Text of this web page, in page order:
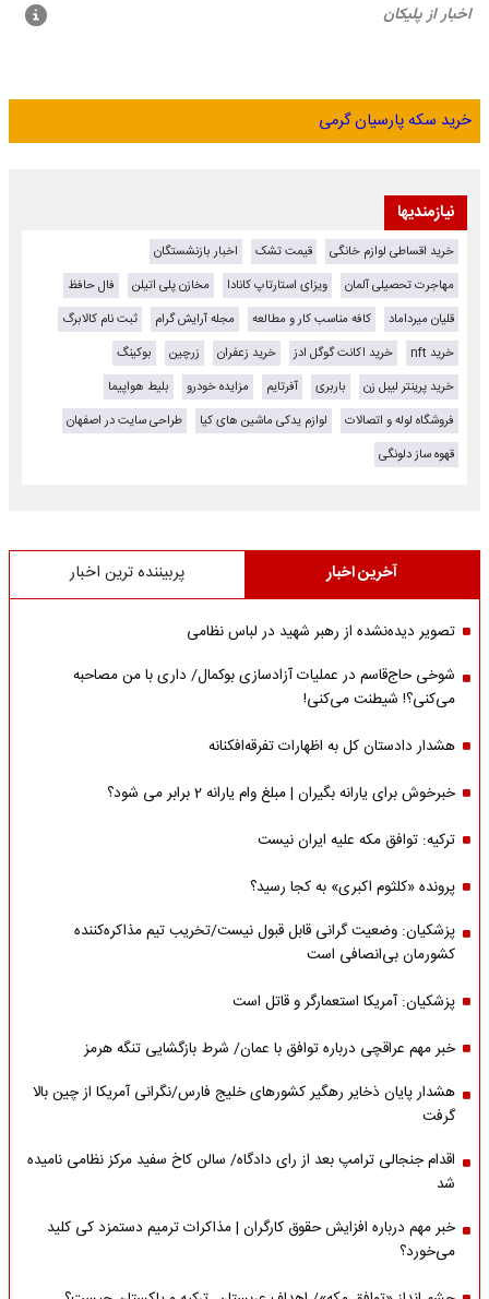
خرید سکه پارسیان گرمی
نیازمندیها
خرید اقساطی لوازم خانگی قیمت تشک
اخبار بازنشستگان
مهاجرت تحصیلی آلمان
ویزای استارتاپ کانادا مخازن پلی اتیلن
فال حافظ
قلیان میرداماد
کافه مناسب کار و مطالعه مجله آرایش گرام
ثبت نام کالابرگ
خرید nft
خرید اکانت گوگل ادز خرید زعفران زرچین
بوکینگ
خرید پرینتر لیبل زن
باربری آفرتایم مزایده خودرو
بلیط هواپیما
فروشگاه لوله و اتصالات
لوازم یدکی ماشین های کیا
طراحی سایت در اصفهان
قهوه ساز دلونگی
آخرین اخبار پربیننده ترین اخبار
تصویر دیده‌نشده از رهبر شهید در لباس نظامی
شوخی حاج‌قاسم در عملیات آزادسازی بوکمال/ داری با من مصاحبه‌
می‌کنی؟! شیطنت می‌کنی!
هشدار دادستان کل به اظهارات تفرقه‌افکنانه
خبرخوش برای یارانه بگیران | مبلغ وام یارانه 2 برابر می شود؟
ترکیه: توافق مکه علیه ایران نیست
پرونده «کلثوم اکبری» به کجا رسید؟
پزشکیان: وضعیت گرانی قابل قبول نیست/تخریب تیم مذاکره‌کننده
کشورمان بی‌انصافی است
پزشکیان: آمریکا استعمارگر و قاتل است
خبر مهم عراقچی درباره توافق با عمان/ شرط بازگشایی تنگه هرمز
هشدار پایان ذخایر رهگیر کشورهای خلیج فارس/نگرانی آمریکا از چین بالا
گرفت
اقدام جنجالی ترامپ بعد از رای دادگاه/ سالن کاخ سفید مرکز نظامی نامیده
شد
خبر مهم درباره افزایش حقوق کارگران | مذاکرات ترمیم دستمزد کی کلید
می‌خورد؟